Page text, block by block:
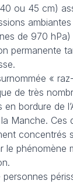
ou 45 cm)
ambiantes
de 970
permanente
«
de très
en bordure de
Manche. Ces
concentrés
le phénomène
personnes